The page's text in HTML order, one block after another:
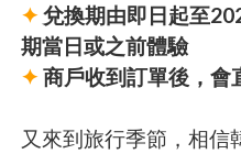
✦ 兌換期由即日起至
期當日或之前體驗
✦ 商戶收到訂單後，會
又來到旅行季節，相信